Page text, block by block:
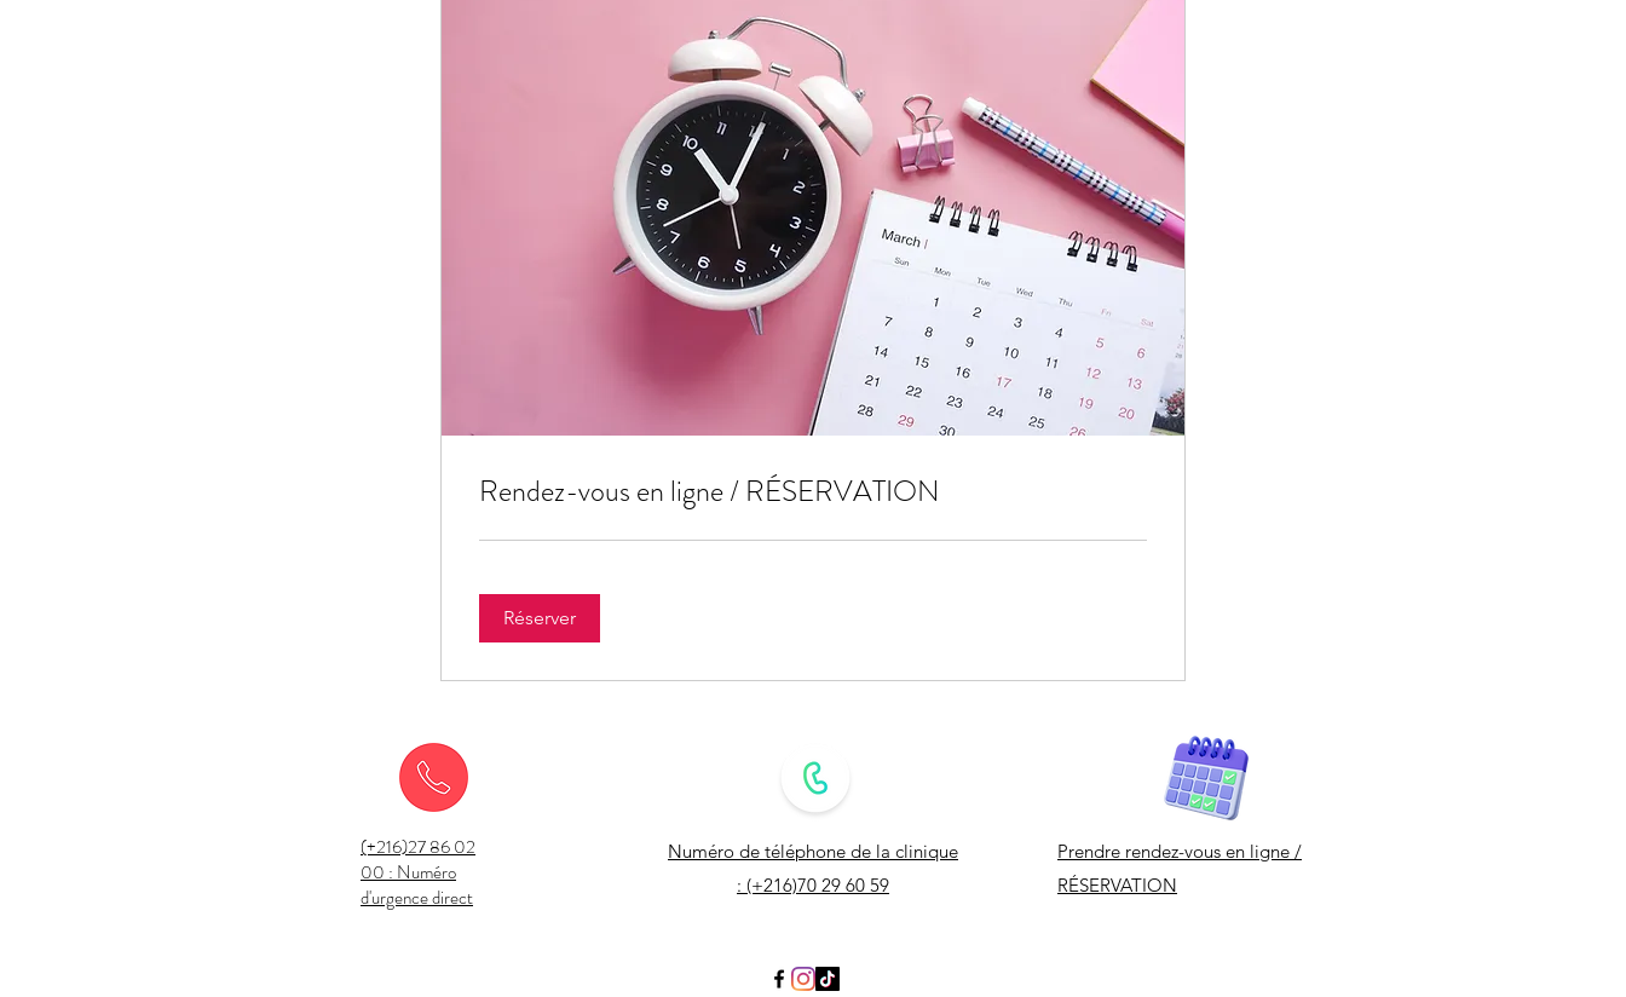
Rendez-vous en ligne / RÉSERVATION
Réserver
(+216)27 86 02
00 : Numéro
d'urgence direct
Numéro de téléphone de la clinique
: (+216)70 29 60 59
Prendre rendez-vous en ligne /
RÉSERVATION